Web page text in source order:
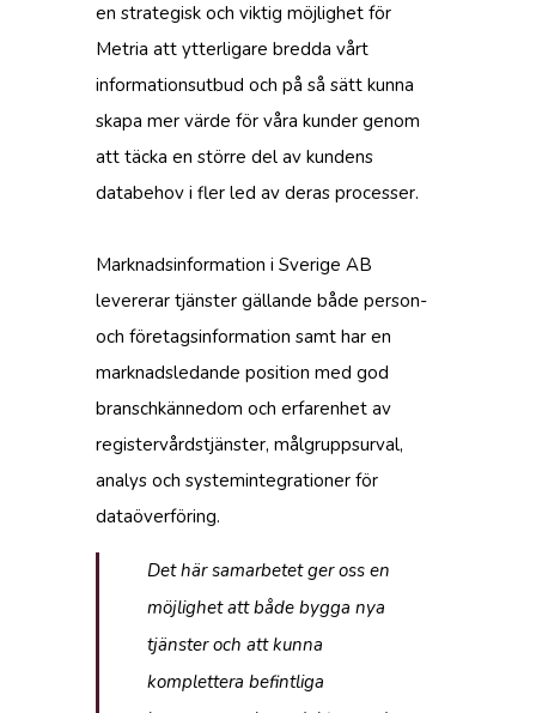
en strategisk och viktig möjlighet för
Metria att ytterligare bredda vårt
informationsutbud och på så sätt kunna
skapa mer värde för våra kunder genom
att täcka en större del av kundens
databehov i fler led av deras processer.
Marknadsinformation i Sverige AB
levererar tjänster gällande både person-
och företagsinformation samt har en
marknadsledande position med god
branschkännedom och erfarenhet av
registervårdstjänster, målgruppsurval,
analys och systemintegrationer för
dataöverföring.
Det här samarbetet ger oss en
möjlighet att både bygga nya
tjänster och att kunna
komplettera befintliga